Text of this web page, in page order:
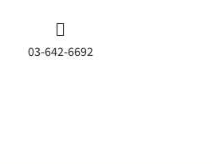
03-642-6692